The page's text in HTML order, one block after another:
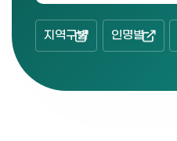
지역구별 인명별